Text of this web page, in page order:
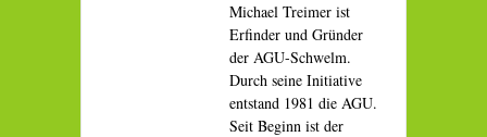
Michael Treimer ist
Erfinder und Gründer
der AGU-Schwelm.
Durch seine Initiative
entstand 1981 die AGU.
Seit Beginn ist der